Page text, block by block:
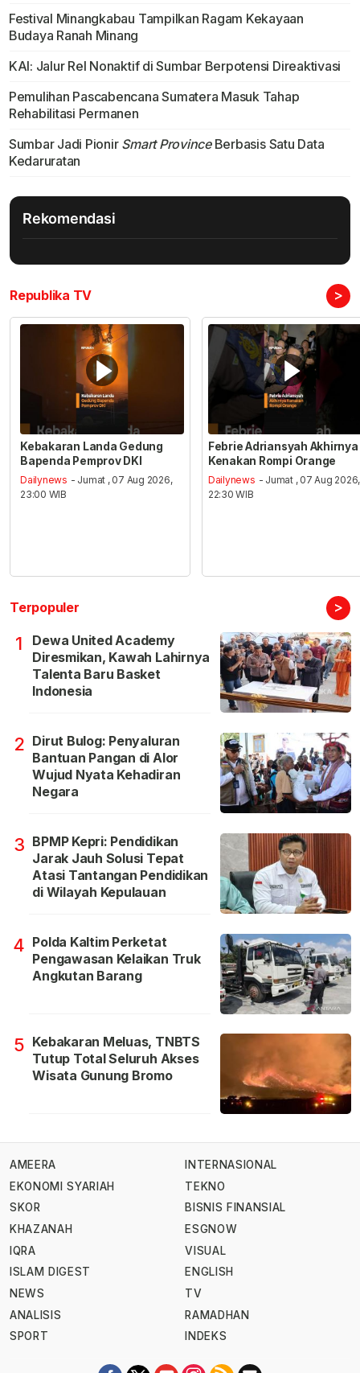
Festival Minangkabau Tampilkan Ragam Kekayaan
Budaya Ranah Minang
KAI: Jalur Rel Nonaktif di Sumbar Berpotensi Direaktivasi
Pemulihan Pascabencana Sumatera Masuk Tahap
Rehabilitasi Permanen
Sumbar Jadi Pionir Smart ProvinceBerbasis Satu Data
Kedaruratan
Rekomendasi
Republika TV >
Kebakaran Landa Gedung
Bapenda Pemprov DKI
Dailynews - Jumat , 07 Aug 2026,
23:00 WIB
Febrie Adriansyah Akhirnya
Kenakan Rompi Orange
Dailynews - Jumat , 07 Aug 2026,
22:30 WIB
Terpopuler >
1
Dewa United Academy
Diresmikan, Kawah Lahirnya
Talenta Baru Basket
Indonesia
2 Dirut Bulog: Penyaluran
Bantuan Pangan di Alor
Wujud Nyata Kehadiran
Negara
3 BPMP Kepri: Pendidikan
Jarak Jauh Solusi Tepat
Atasi Tantangan Pendidikan
di Wilayah Kepulauan
4 Polda Kaltim Perketat
Pengawasan Kelaikan Truk
Angkutan Barang
5 Kebakaran Meluas, TNBTS
Tutup Total Seluruh Akses
Wisata Gunung Bromo
AMEERA
EKONOMI SYARIAH
SKOR
KHAZANAH
IQRA
ISLAM DIGEST
NEWS
ANALISIS
SPORT
INTERNASIONAL
TEKNO
BISNIS FINANSIAL
ESGNOW
VISUAL
ENGLISH
TV
RAMADHAN
INDEKS